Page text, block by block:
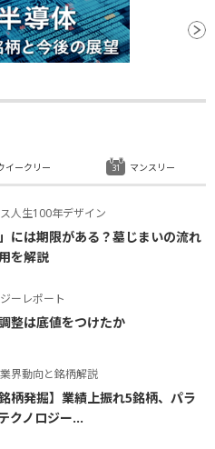
人生100年デザイン
」には期限がある？墓じまいの流れ
を解説
ーレポート
整は底値をつけたか
界動向と銘柄解説
銘柄発掘】業績上振れ5銘柄、パラ
クノロジー...
イークリー マンスリー